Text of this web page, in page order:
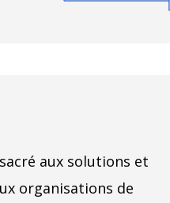
aux solutions et
organisations de